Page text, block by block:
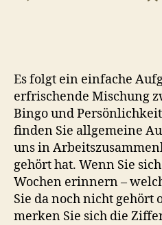
oder
doch
mehr
Es folgt ein einfache
erfrischende Mischung
Bingo und
finden Sie allgemeine
uns in
gehört hat. Wenn Sie
Wochen erinnern –
Sie da noch nicht gehört
merken Sie sich die